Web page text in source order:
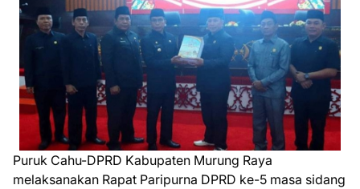
Puruk Cahu-DPRD Kabupaten Murung Raya
melaksanakan Rapat Paripurna DPRD ke-5 masa sidang